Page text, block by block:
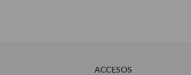
ACCESOS